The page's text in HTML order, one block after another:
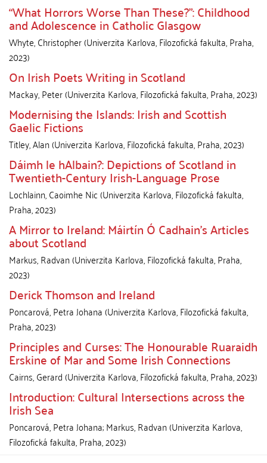
“What Horrors Worse Than These?”: Childhood
and Adolescence in Catholic Glasgow
Whyte, Christopher(Univerzita Karlova, Filozofická fakulta,Praha,
2023)
On Irish Poets Writing in Scotland
Mackay, Peter(Univerzita Karlova, Filozofická fakulta,Praha,2023)
Modernising the Islands: Irish and Scottish
Gaelic Fictions
Titley, Alan(Univerzita Karlova, Filozofická fakulta,Praha,2023)
Dáimh le hAlbain?: Depictions of Scotland in
Twentieth-Century Irish-Language Prose
Lochlainn, Caoimhe Nic(Univerzita Karlova, Filozofická fakulta,
Praha,2023)
A Mirror to Ireland: Máirtín Ó Cadhain’s Articles
about Scotland
Markus, Radvan(Univerzita Karlova, Filozofická fakulta,Praha,
2023)
Derick Thomson and Ireland
Poncarová, Petra Johana(Univerzita Karlova, Filozofická fakulta,
Praha,2023)
Principles and Curses: The Honourable Ruaraidh
Erskine of Mar and Some Irish Connections
Cairns, Gerard(Univerzita Karlova, Filozofická fakulta,Praha,2023)
Introduction: Cultural Intersections across the
Irish Sea
Poncarová, Petra Johana;Markus, Radvan(Univerzita Karlova,
Filozofická fakulta,Praha,2023)